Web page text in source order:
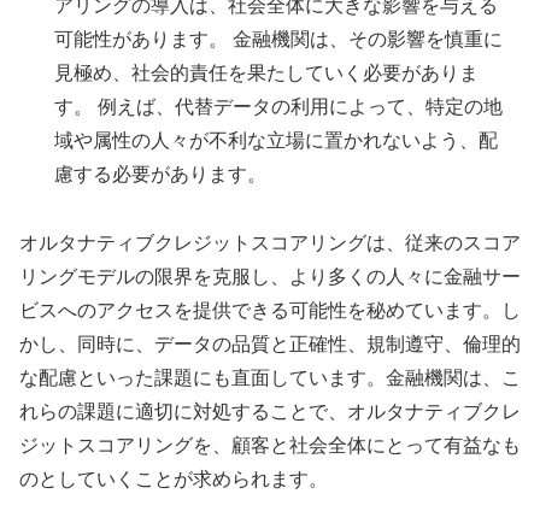
アリングの導入は、社会全体に大きな影響を与える
可能性があります。 金融機関は、その影響を慎重に
見極め、社会的責任を果たしていく必要がありま
す。 例えば、代替データの利用によって、特定の地
域や属性の人々が不利な立場に置かれないよう、配
慮する必要があります。
オルタナティブクレジットスコアリングは、従来のスコア
リングモデルの限界を克服し、より多くの人々に金融サー
ビスへのアクセスを提供できる可能性を秘めています。し
かし、同時に、データの品質と正確性、規制遵守、倫理的
な配慮といった課題にも直面しています。金融機関は、こ
れらの課題に適切に対処することで、オルタナティブクレ
ジットスコアリングを、顧客と社会全体にとって有益なも
のとしていくことが求められます。